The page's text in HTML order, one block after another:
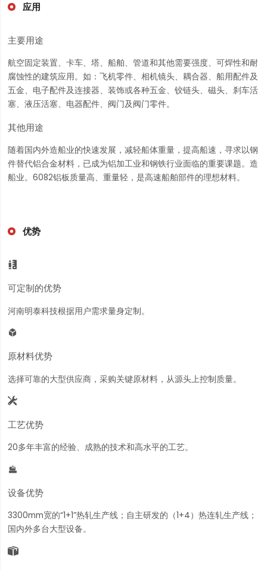
应用
主要用途
航空固定装置、卡车、塔、船舶、管道和其他需要强度、可焊性和耐
腐蚀性的建筑应用。如：飞机零件、相机镜头、耦合器、船用配件及
五金、电子配件及连接器、装饰或各种五金、铰链头、磁头、刹车活
塞、液压活塞、电器配件、阀门及阀门零件。
其他用途
随着国内外造船业的快速发展，减轻船体重量，提高船速，寻求以钢
件替代铝合金材料，已成为铝加工业和钢铁行业面临的重要课题。造
船业。6082铝板质量高、重量轻，是高速船舶部件的理想材料。
优势

可定制的优势
河南明泰科技根据用户需求量身定制。

原材料优势
选择可靠的大型供应商，采购关键原材料，从源头上控制质量。

工艺优势
20多年丰富的经验、成熟的技术和高水平的工艺。

设备优势
3300mm宽的“1+1”热轧生产线；自主研发的（1+4）热连轧生产线；
国内外多台大型设备。
